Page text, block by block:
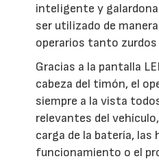
inteligente y
ser utilizado de
operarios tanto
Gracias a la pantalla
cabeza del timón, el
siempre a la vista
relevantes del
carga de la batería, las
funcionamiento o el